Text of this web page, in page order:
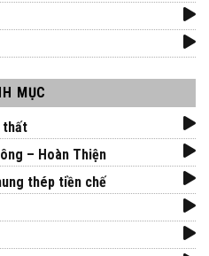
MỤC
thất
– Hoàn Thiện
thép tiền chế